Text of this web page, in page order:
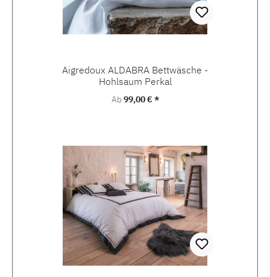
Aigredoux ALDABRA Bettwäsche -
Hohlsaum Perkal
Regulärer Preis:
Ab99,00 € *